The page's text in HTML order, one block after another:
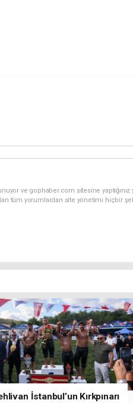
ve gophaber.com sitesine
tüm yorumlardan site yönetimi hiçbir
İstanbul’un Kırkpınarı